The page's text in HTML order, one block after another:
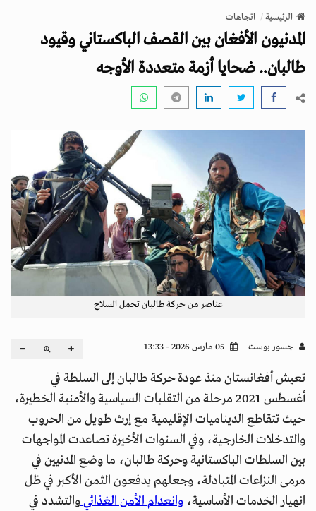
v
i
g
a
n
الرئيسية اتجاهات
المدنيون الأفغان بين القصف الباكستاني وقيود
طالبان.. ضحايا أزمة متعددة الأوجه
عناصر من حركة طالبان تحمل السلاح
جسور بوست
تعيش أفغانستان منذ عودة حركة طالبان إلى السلطة في
أغسطس 2021 مرحلة من التقلبات السياسية والأمنية الخطيرة،
حيث تتقاطع الديناميات الإقليمية مع إرث طويل من الحروب
والتدخلات الخارجية، وفي السنوات الأخيرة تصاعدت المواجهات
بين السلطات الباكستانية وحركة طالبان، ما وضع المدنيين في
مرمى النزاعات المتبادلة، وجعلهم يدفعون الثمن الأكبر في ظل
انهيار الخدمات الأساسية، وانعدام الأمن الغذائيوالتشدد في